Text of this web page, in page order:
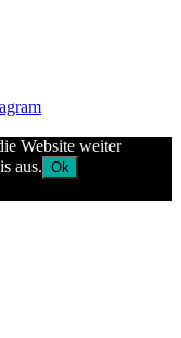
Website weiter
aus. Ok